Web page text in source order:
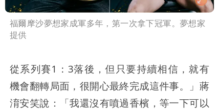
福爾摩沙夢想家成軍多年，第一次拿下冠軍。夢想家
提供
從系列賽1：3落後，但只要持續相信，就有
機會翻轉局面，很開心最終完成這件事。」蔣
淯安笑說：「我還沒有噴過香檳，等一下可以